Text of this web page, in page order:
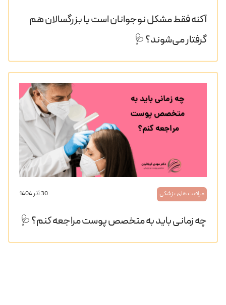
آکنه فقط مشکل نوجوانان است یا بزرگسالان هم
گرفتار می‌شوند؟ 🩺
مراقبت های پزشکی 30 آذر 1404
چه زمانی باید به متخصص پوست مراجعه کنم؟ 🩺